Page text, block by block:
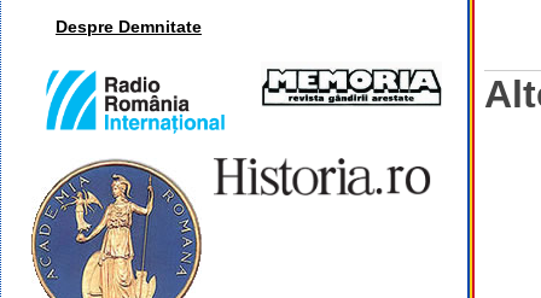
Despre Demnitate